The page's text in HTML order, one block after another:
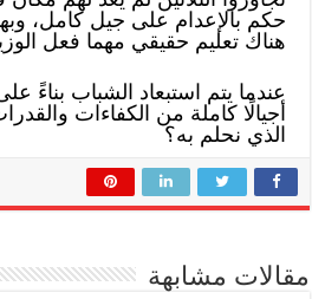
حكم بالإعدام على جيل كامل،
هناك تعليم حقيقي مهما فعل
عندما يتم استبعاد الشباب بناءً
أجيالًا كاملة من الكفاءات
الذي نحلم به؟
مقالات مشابهة